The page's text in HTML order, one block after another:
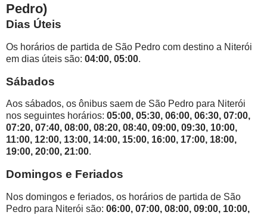
Pedro)
Dias Úteis
Os horários de partida de São Pedro com destino a Niterói
em dias úteis são: 04:00, 05:00.
Sábados
Aos sábados, os ônibus saem de São Pedro para Niterói
nos seguintes horários: 05:00, 05:30, 06:00, 06:30, 07:00,
07:20, 07:40, 08:00, 08:20, 08:40, 09:00, 09:30, 10:00,
11:00, 12:00, 13:00, 14:00, 15:00, 16:00, 17:00, 18:00,
19:00, 20:00, 21:00.
Domingos e Feriados
Nos domingos e feriados, os horários de partida de São
Pedro para Niterói são: 06:00, 07:00, 08:00, 09:00, 10:00,